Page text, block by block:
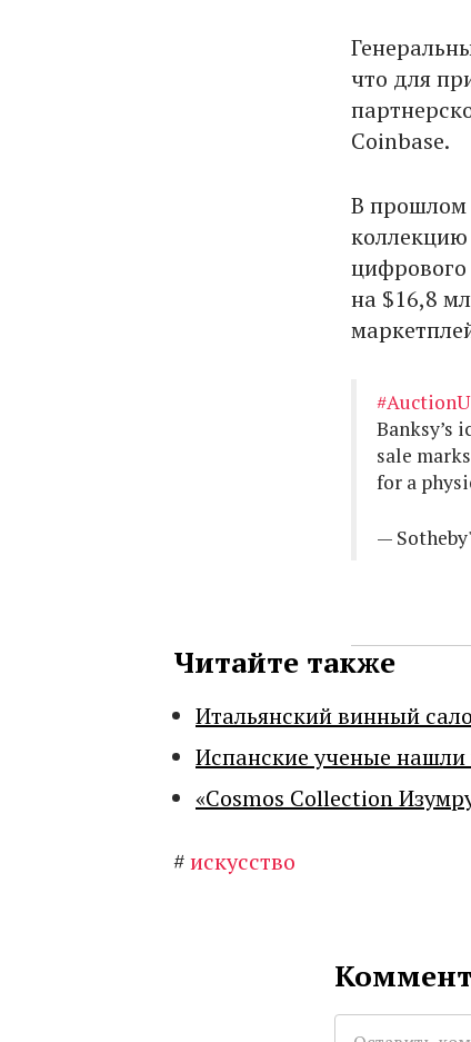
что для
Coinbase.
В прошлом
цифрового
на $16,8
Banksy’s
sale
for a
—
Читайте также
Итальянский винный
Испанские ученые
«Cosmos Collection
#искусство